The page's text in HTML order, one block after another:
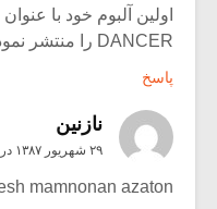
DANCER را منتشر نمود که با موفقیت زیادی روبرو شد.
پاسخ
نازنين
۲۹ شهریور ۱۳۸۷ در ۱۱:۲۵ ق٫ظ
mamnonan azaton